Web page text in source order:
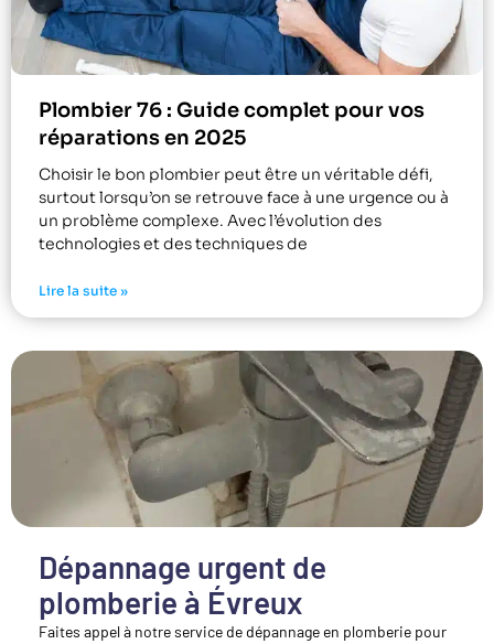
Plombier 76 : Guide complet pour vos
réparations en 2025
Choisir le bon plombier peut être un véritable défi,
surtout lorsqu’on se retrouve face à une urgence ou à
un problème complexe. Avec l’évolution des
technologies et des techniques de
Lire la suite »
Dépannage urgent de
plomberie à Évreux
Faites appel à notre service de dépannage en plomberie pour